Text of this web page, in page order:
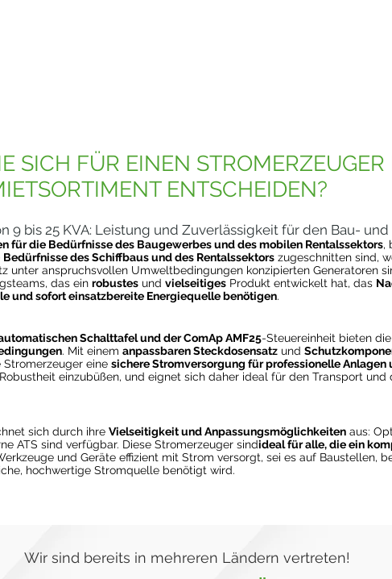
SICH FÜR EINEN
ENTSCHEIDEN?
9 bis 25 KVA: Leistung und Zuverlässigkeit für den Bau-
für die Bedürfnisse des Baugewerbes und des mobilen Rentalssektors,
Bedürfnisse des Schiffbaus und des Rentalssektors zugeschnitten sind,
unter anspruchsvollen Umweltbedingungen konzipierten Generatoren
das ein robustes und vielseitiges Produkt entwickelt hat, das
und sofort einsatzbereite Energiequelle benötigen.
Schalttafel und der ComAp AMF25-Steuereinheit bieten die
. Mit einem anpassbaren Steckdosensatz und
eine sichere Stromversorgung für professionelle Anlagen
einzubüßen, und eignet sich daher ideal für den Transport
sich durch ihre Vielseitigkeit und Anpassungsmöglichkeiten aus:
ATS sind verfügbar. Diese Stromerzeuger sindideal für alle, die ein
und Geräte effizient mit Strom versorgt, sei es auf Baustellen,
hochwertige Stromquelle benötigt wird.
Wir sind bereits in mehreren Ländern vertreten!